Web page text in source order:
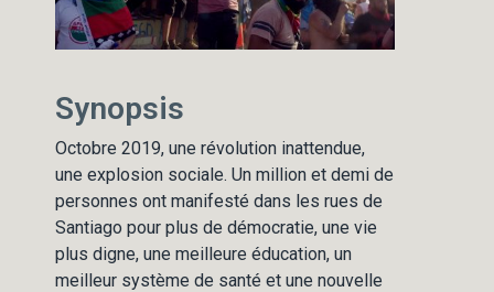
Synopsis
Octobre 2019, une révolution inattendue,
une explosion sociale. Un million et demi de
personnes ont manifesté dans les rues de
Santiago pour plus de démocratie, une vie
plus digne, une meilleure éducation, un
meilleur système de santé et une nouvelle